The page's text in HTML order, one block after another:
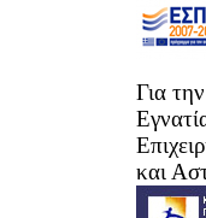
Για
και